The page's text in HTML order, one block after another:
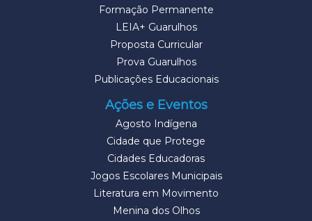
Formação Permanente
LEIA+ Guarulhos
Proposta Curricular
Prova Guarulhos
Publicações Educacionais
Ações e Eventos
Agosto Indígena
Cidade que Protege
Cidades Educadoras
Jogos Escolares Municipais
Literatura em Movimento
Menina dos Olhos